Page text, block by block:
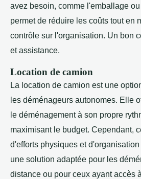
avez besoin, comme l'emballage
permet de réduire les coûts tout en
contrôle sur l'organisation. Un bon
et assistance.
Location de camion
La location de camion est une
les déménageurs autonomes. Elle
le déménagement à son propre
maximisant le budget. Cependant,
d'efforts physiques et
une solution adaptée pour les
distance ou pour ceux ayant accès